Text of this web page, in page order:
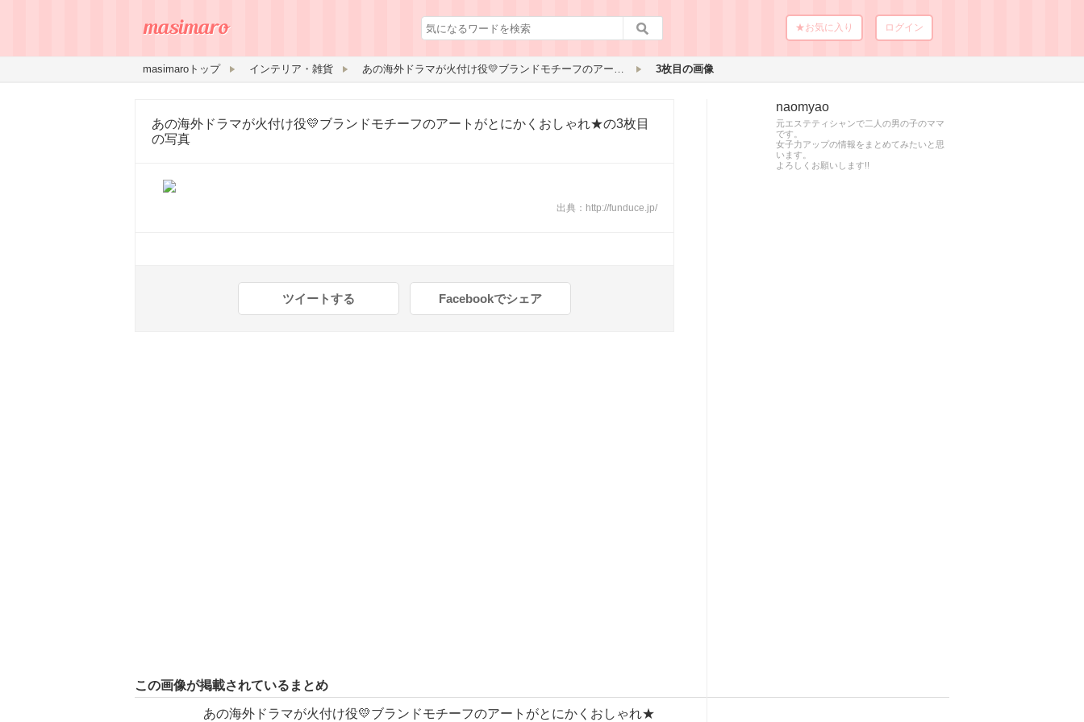
★お気に入り ログイン
masimaroトップ インテリア・雑貨 あの海外ドラマが火付け役💛ブランドモチーフのアートがとにかくおしゃれ★ 3枚目の画像
あの海外ドラマが火付け役💛ブランドモチーフのアートがとにかくおしゃれ★の3枚目
の写真
出典： http://funduce.jp/
ツイートする Facebookでシェア
naomyao
元エステティシャンで二人の男の子のママ
です。
女子力アップの情報をまとめてみたいと思
います。
よろしくお願いします!!
この画像が掲載されているまとめ
あの海外ドラマが火付け役💛ブランドモチーフのアートがとにかくおしゃれ★